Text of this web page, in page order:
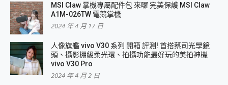
MSI Claw 掌機專屬配件包 來囉 完美保護 MSI Claw
A1M-026TW 電競掌機
2024 年 4 月 17 日
人像旗艦 vivo V30 系列 開箱 評測! 首搭蔡司光學鏡
頭、攝影棚級柔光環、拍攝功能最好玩的美拍神機
vivo V30 Pro
2024 年 4 月 2 日